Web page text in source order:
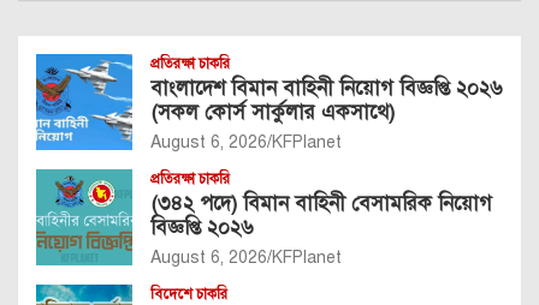
প্রতিরক্ষা চাকরি
বাংলাদেশ বিমান বাহিনী নিয়োগ বিজ্ঞপ্তি ২০২৬
(সকল কোর্স সার্কুলার একসাথে)
August 6, 2026 KFPlanet
প্রতিরক্ষা চাকরি
(৩৪২ পদে) বিমান বাহিনী বেসামরিক নিয়োগ
বিজ্ঞপ্তি ২০২৬
August 6, 2026 KFPlanet
বিদেশে চাকরি